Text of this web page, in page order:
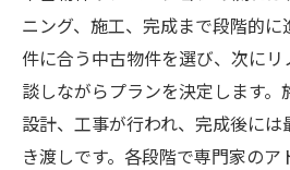
ニング、施工、完成まで段階的に
件に合う中古物件を選び、次に
談しながらプランを決定します。
設計、工事が行われ、完成後に
き渡しです。各段階で専門家のア